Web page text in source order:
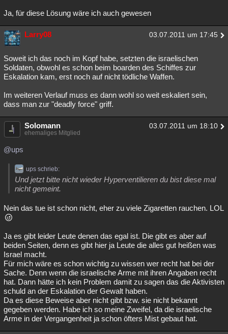
Ja, für diese Lösung wäre ich auch gewesen
Larry08 03.07.2011 um 17:45
Soweit ich das noch im Kopf habe, setzten die israelischen
Soldaten, obwohl es schon beim boarden des Schiffes zur
Eskalation kam, erst noch auf nicht tödliche Waffen.
Im weiteren Verlauf muss es dann wohl so weit eskaliert sein,
dass man zur "deadly force" griff.
Solomann 03.07.2011 um 18:10
ehemaliges Mitglied
@ups
ups schrieb:
Und jetzt bitte nicht wieder Hyperventilieren du bist diese mal
nicht gemeint.
Nein das tue ist schon nicht, eher zu viele Zigaretten rauchen. LOL
Ja es gibt leider Leute denen das egal ist. Die gibt es aber auf
beiden Seiten, denn es gibt hier ja Leute die alles gut heißen was
Israel macht.
Für mich wäre es schon wichtig zu wissen wer recht hat bei der
Sache. Denn wenn die israelische Arme mit ihren Angaben recht
hat. Dann hätte ich kein Problem damit zu sagen das die Aktivisten
schuld an der Eskalation der Gewalt haben.
Da es diese Beweise aber nicht gibt bzw. sie nicht bekannt
gegeben werden. Habe ich so meine Zweifel, da die israelische
Arme in der Vergangenheit ja schon öfters Mist gebaut hat.